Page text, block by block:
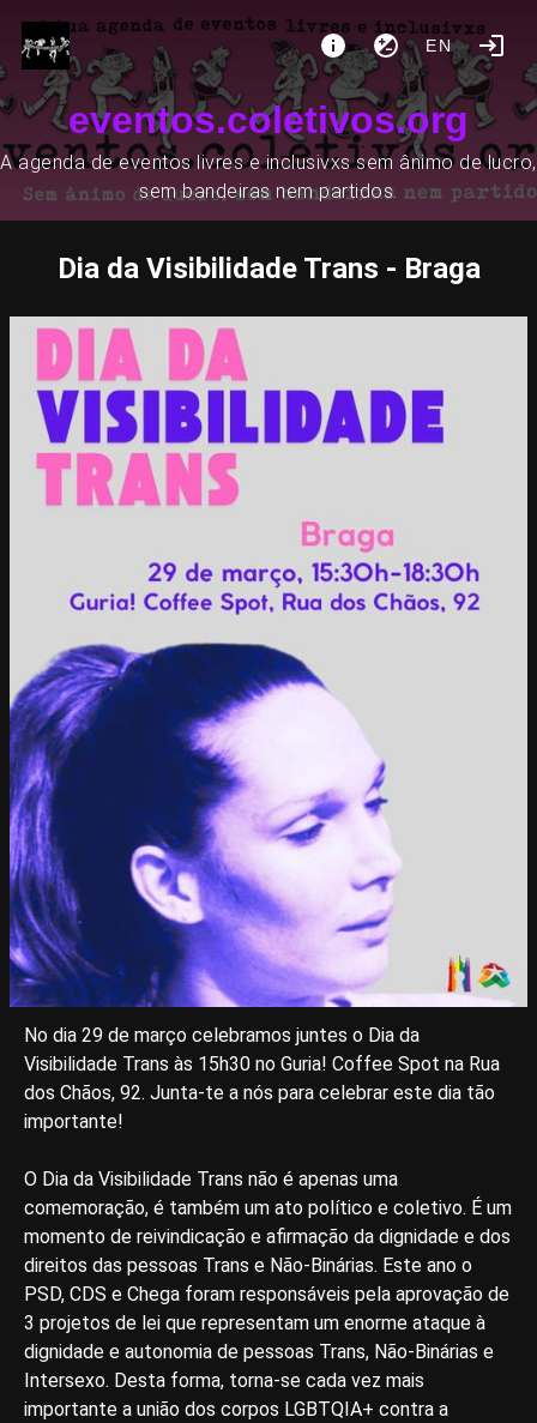
EN
eventos.coletivos.org
A agenda de eventos livres e inclusivxs sem ânimo de lucro,
sem bandeiras nem partidos.
Dia da Visibilidade Trans - Braga
No dia 29 de março celebramos juntes o Dia da
Visibilidade Trans às 15h30 no Guria! Coffee Spot na Rua
dos Chãos, 92. Junta-te a nós para celebrar este dia tão
importante!
O Dia da Visibilidade Trans não é apenas uma
comemoração, é também um ato político e coletivo. É um
momento de reivindicação e afirmação da dignidade e dos
direitos das pessoas Trans e Não-Binárias. Este ano o
PSD, CDS e Chega foram responsáveis pela aprovação de
3 projetos de lei que representam um enorme ataque à
dignidade e autonomia de pessoas Trans, Não-Binárias e
Intersexo. Desta forma, torna-se cada vez mais
importante a união dos corpos LGBTQIA+ contra a